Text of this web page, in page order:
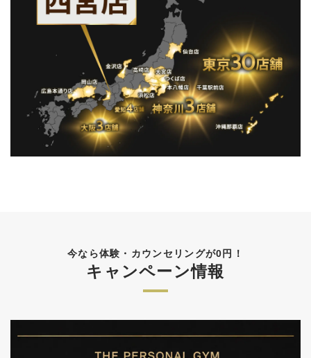
今なら体験・カウンセリングが0円！
キャンペーン情報